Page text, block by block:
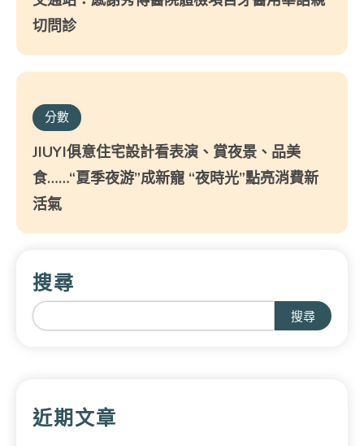
切問診
分數
JIUYI俱意住宅設計看表演、賞夜景、品美
食……“夏季夜游”成新寵 “夜時光”點亮消費新
活氣
搜尋
搜尋
近期文章